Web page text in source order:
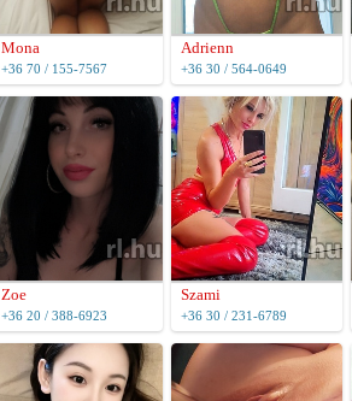
Mona
+36 70 / 155-7567
Adrienn
+36 30 / 564-0649
Zoe
+36 20 / 388-6923
Szami
+36 30 / 231-6789